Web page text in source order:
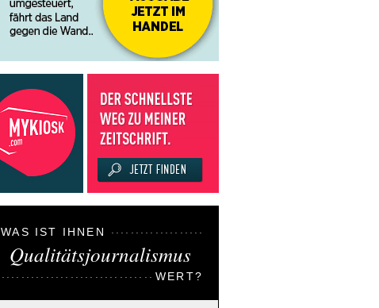
WAS IST IHNEN
Qualitätsjournalismus
WERT?